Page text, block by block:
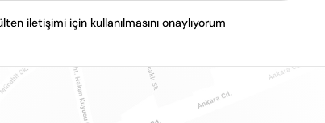
iletişimi için kullanılmasını onaylıyorum